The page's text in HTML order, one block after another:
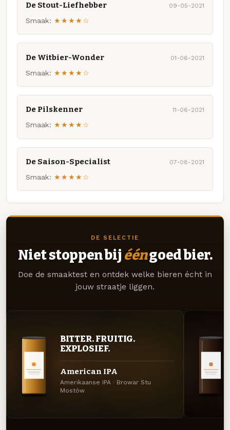
De Stout-Liefhebber 09-05-2021
Smaak: ★★★★☆
De Witbier-Wonder 01-06-2021
Smaak: ★★★★☆
De Pilskenner 11-06-2021
Smaak: ★★★★☆
De Saison-Specialist 07-08-2021
Smaak: ★★★★☆
DE SELECTIE
Niet stoppen bij ééngoed bier.
Doe de smaaktest en ontdek welke bieren écht in
jouw straatje liggen.
BITTER. FRUITIG.
EXPLOSIEF.
American IPA
Amerikaanse IPA · Browar Stu
Mostów